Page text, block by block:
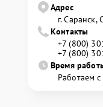
Адрес
г. Саранск,
Контакты
+7 (800)
+7 (800)
Время
Работаем